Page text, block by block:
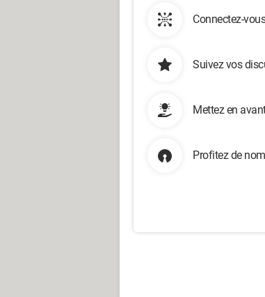
Connectez-
Suivez vos
Mettez en
Profitez de